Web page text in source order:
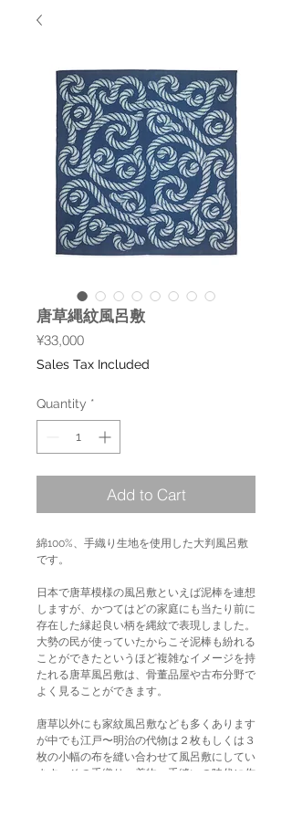
唐草縄紋風呂敷
¥33,000Price
Sales Tax Included
Quantity *
Add to Cart
綿100%、手織り生地を使用した大判風呂敷
です。
日本で唐草模様の風呂敷といえば泥棒を連想
しますが、かつてはどの家庭にも当たり前に
存在した縁起良い柄を縄紋で表現しました。
大勢の民が使っていたからこそ泥棒も紛れる
ことができたというほど複雑なイメージを持
たれる唐草風呂敷は、骨董品屋や古布分野で
よく見ることができます。
唐草以外にも家紋風呂敷なども多くあります
が中でも江戸〜明治の代物は２枚もしくは３
枚の小幅の布を縫い合わせて風呂敷にしてい
ます。その手織り、着物、手縫いの時代に作